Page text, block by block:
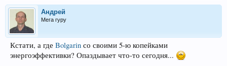
Андрей
Мега гуру
Кстати, а где Bolgarin со своими 5-ю копейками
энергоэффективки? Опаздывает что-то сегодня...